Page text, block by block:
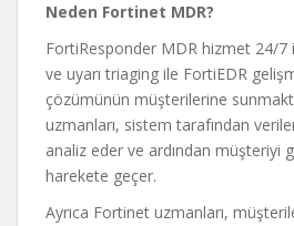
Neden Fortinet MDR?
FortiResponder MDR hizmet 24/
ve uyarı triaging ile FortiEDR
çözümünün müşterilerine
uzmanları, sistem tarafından
analiz eder ve ardından müşteriyi
harekete geçer.
Ayrıca Fortinet uzmanları,